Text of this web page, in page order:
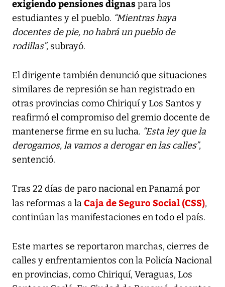
exigiendo pensiones dignaspara los
estudiantes y el pueblo. “Mientras haya
docentes de pie, no habrá un pueblo de
rodillas”, subrayó.
El dirigente también denunció que situaciones
similares de represión se han registrado en
otras provincias como Chiriquí y Los Santos y
reafirmó el compromiso del gremio docente de
mantenerse firme en su lucha. “Esta ley que la
derogamos, la vamos a derogar en las calles”,
sentenció.
Tras 22 días de paro nacional en Panamá por
las reformas a laCaja de Seguro Social (CSS),
continúan las manifestaciones en todo el país.
Este martes se reportaron marchas, cierres de
calles y enfrentamientos con la Policía Nacional
en provincias, como Chiriquí, Veraguas, Los